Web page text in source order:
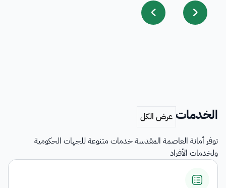
الخدمات
توفر أمانة العاصمة المقدسة خدمات متنوعة للجهات الحكومية
ولخدمات الأفراد